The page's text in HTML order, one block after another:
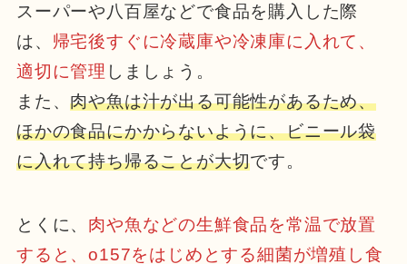
スーパーや八百屋などで食品を購入した際
は、 帰宅後すぐに冷蔵庫や冷凍庫に入れて、
適切に管理 しましょう。
また、肉や魚は汁が出る可能性があるため、
ほかの食品にかからないように、ビニール袋
に入れて持ち帰ることが大切です。
とくに、 肉や魚などの生鮮食品を常温で放置
すると、o157をはじめとする細菌が増殖し食